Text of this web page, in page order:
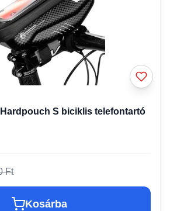
S biciklis telefontartó
Ft
Kosárba